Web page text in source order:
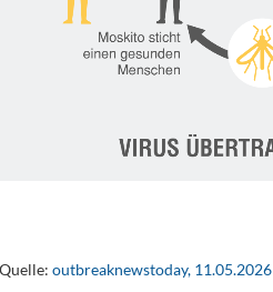
outbreaknewstoday, 11.05.2026